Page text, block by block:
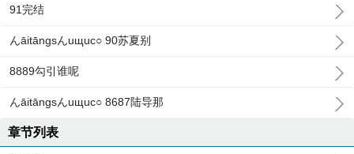
91完结
んāitāngsんuщuc○ 90苏夏别
8889勾引谁呢
んāitāngsんuщuc○ 8687陆导那
章节列表